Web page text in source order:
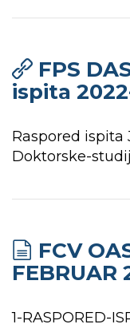
FPS
ispita
Raspored
Doktorske-
FCV
FEBRUAR
1-RASPORED-